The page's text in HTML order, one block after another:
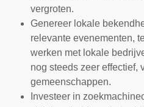
vergroten.
Genereer lokale
relevante evenementen,
werken met lokale
nog steeds zeer effectief,
gemeenschappen.
Investeer in